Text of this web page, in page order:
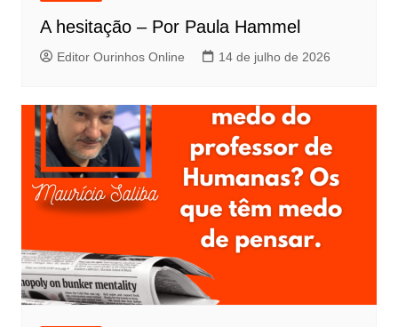
A hesitação – Por Paula Hammel
Editor Ourinhos Online 14 de julho de 2026